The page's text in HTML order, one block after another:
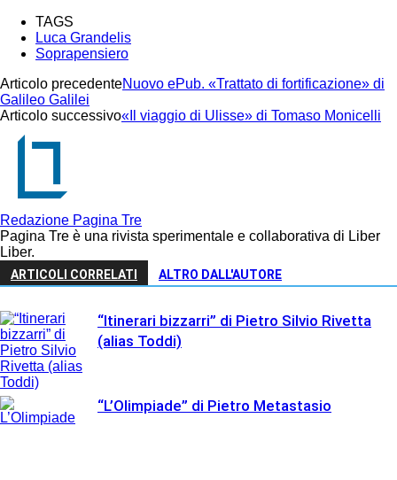
TAGS
Luca Grandelis
Soprapensiero
Articolo precedenteNuovo ePub. «Trattato di fortificazione» di
Galileo Galilei
Articolo successivo«Il viaggio di Ulisse» di Tomaso Monicelli
Redazione Pagina Tre
Pagina Tre è una rivista sperimentale e collaborativa di Liber
Liber.
ARTICOLI CORRELATI ALTRO DALL'AUTORE
“Itinerari bizzarri” di Pietro Silvio Rivetta
(alias Toddi)
“L’Olimpiade” di Pietro Metastasio